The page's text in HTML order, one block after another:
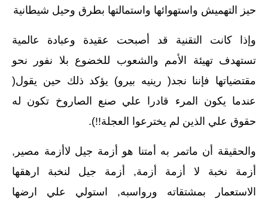
حيز التهميش واستهوائها واستمالتها بطرق وحيل شيطانية‏
وإذا كانت التقنية قد أصبحت عقيدة وعبادة عالمية
تستهدف تهيئة الأمم والشعوب للخضوع بلا نفور نحو
مقتضياتها فإننا نجد‏(‏ رينيه بيرو‏)‏ يؤكد ذلك حين يقول‏(‏
عندما يكون المرء قادرا علي صنع الصاروخ تكون له
حقوق علي الذين لم يخترعوا العجلة‏!!).‏
والحقيقة أن ماتمر به أمتنا هو أزمة جيل لاأزمة مصير‏,‏
أزمة نخبة لا أزمة أزمة‏,‏ أزمة جيل لنخبة ارهقها
الاستعمار بمشتقاته ورواسبه‏,‏ استولي علي ارضها